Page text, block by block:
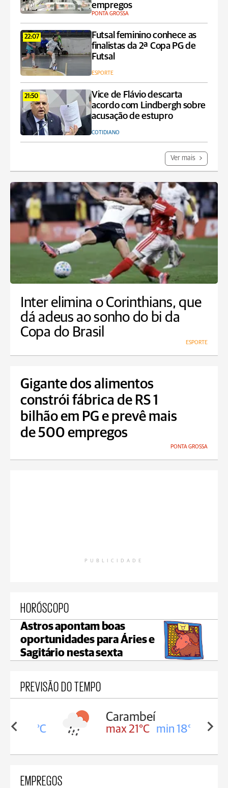
empregos
PONTA GROSSA
22:07
Futsal feminino conhece as
finalistas da 2ª Copa PG de
Futsal
ESPORTE
21:50
Vice de Flávio descarta
acordo com Lindbergh sobre
acusação de estupro
COTIDIANO
Ver mais
Inter elimina o Corinthians, que
dá adeus ao sonho do bi da
Copa do Brasil
ESPORTE
Gigante dos alimentos
constrói fábrica de RS 1
bilhão em PG e prevê mais
de 500 empregos
PONTA GROSSA
PUBLICIDADE
HORÓSCOPO
Astros apontam boas
oportunidades para Áries e
Sagitário nesta sexta
PREVISÃO DO TEMPO
18°C
Carambeí
max 21°C min 18°C
EMPREGOS